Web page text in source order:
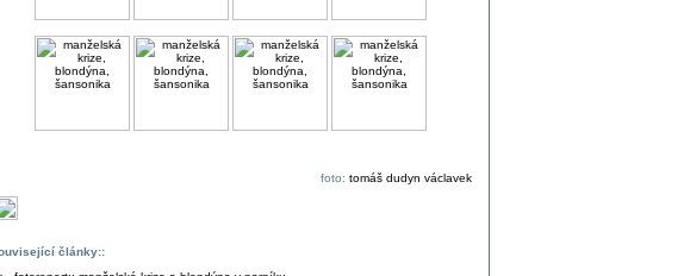
foto: tomáš dudyn václavek
články::